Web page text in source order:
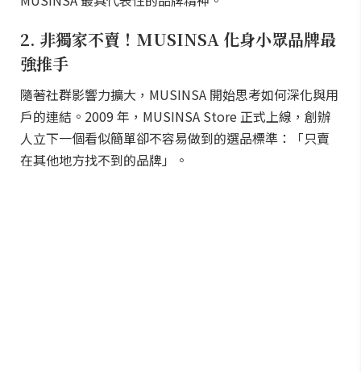
2. 非獨家不賣！MUSINSA 化身小眾品牌最
強推手
隨著社群影響力擴大，MUSINSA 開始思考如何深化與用
戶的連結。2009 年，MUSINSA Store 正式上線，創辦
人立下一個看似簡單卻不容易做到的選品標準：「只賣
在其他地方找不到的品牌」。